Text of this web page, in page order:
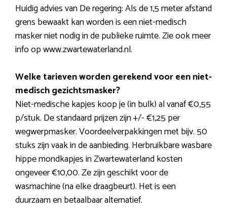
Huidig advies van De regering: Als de 1,5 meter afstand
grens bewaakt kan worden is een niet-medisch
masker niet nodig in de publieke ruimte. Zie ook meer
info op www.zwartewaterland.nl.
Welke tarieven worden gerekend voor een niet-
medisch gezichtsmasker?
Niet-medische kapjes koop je (in bulk) al vanaf €0,55
p/stuk. De standaard prijzen zijn +/- €1,25 per
wegwerpmasker. Voordeelverpakkingen met bijv. 50
stuks zijn vaak in de aanbieding. Herbruikbare wasbare
hippe mondkapjes in Zwartewaterland kosten
ongeveer €10,00. Ze zijn geschikt voor de
wasmachine (na elke draagbeurt). Het is een
duurzaam en betaalbaar alternatief.